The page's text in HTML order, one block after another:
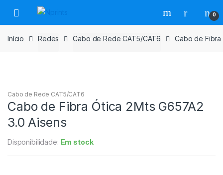
para
navegação
para
o
conteúdo
0
Início Redes Cabo de Rede CAT5/CAT6 Cabo de Fibra
Cabo de Rede CAT5/CAT6
Cabo de Fibra Ótica 2Mts G657A2
3.0 Aisens
Disponibilidade: Em stock